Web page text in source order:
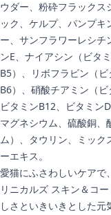
ウダー、粉砕フラックス
ック、ケルプ、パンプキ
ー、サンフラワーレシチ
ンE、ナイアシン（ビタ
B5）、リボフラビン（
B6）、硝酸チアミン（ビ
ビタミンB12、ビタミン
マグネシウム、硫酸銅、
ム）、タウリン、ミック
ーエキス。
愛猫にふさわしいケアで
リニカルズ スキン＆コ
しさといきいきとした